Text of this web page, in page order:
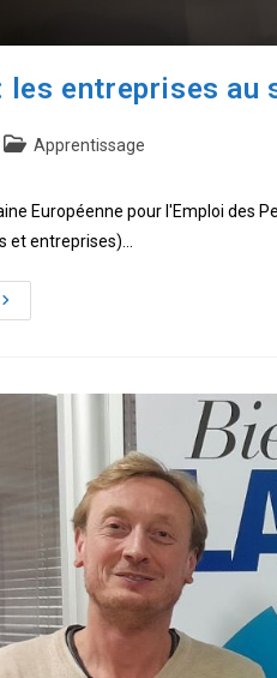
les entreprises
PostApprentissage
Européenne pour l'Emploi des
et entreprises)…
2023
travailleurs
handicapés